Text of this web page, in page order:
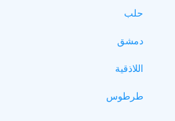
حلب
دمشق
اللاذقية
طرطوس